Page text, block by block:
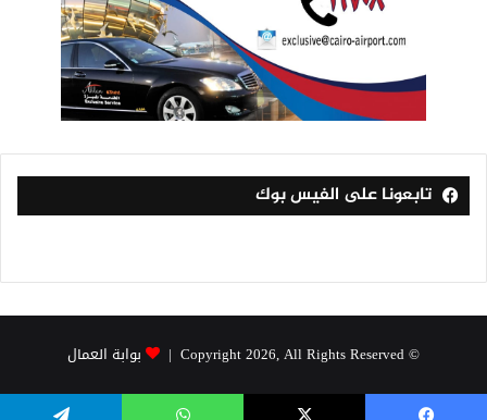
تابعونا على الفيس بوك
© Copyright 2026, All Rights Reserved | بوابة العمال